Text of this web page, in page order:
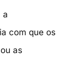
a
com que os
as